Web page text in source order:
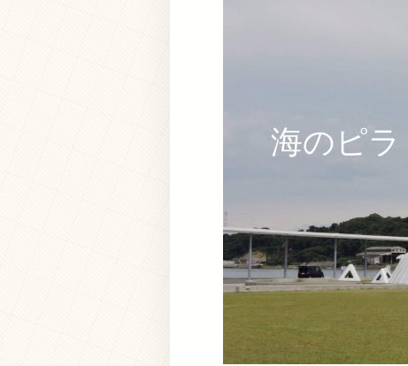
海のピ